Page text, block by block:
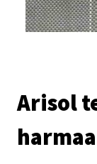
Arisol
harmaa